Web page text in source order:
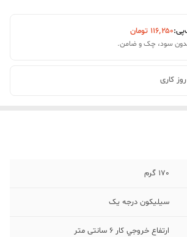
۱۱۶٬۲۵۰ تومان
روز کاری
170 گرم
سیلیکون درجه یک
ارتفاع خروجي کار 6 سانتی متر